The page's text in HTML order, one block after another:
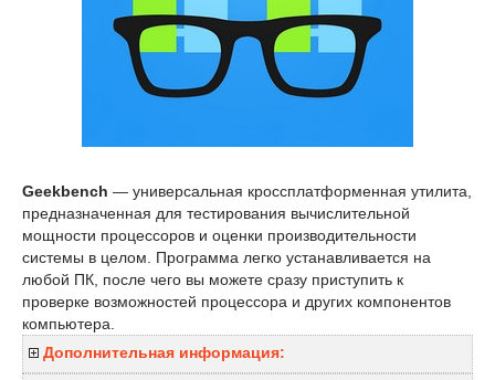
Geekbench — универсальная кроссплатформенная утилита,
предназначенная для тестирования вычислительной
мощности процессоров и оценки производительности
системы в целом. Программа легко устанавливается на
любой ПК, после чего вы можете сразу приступить к
проверке возможностей процессора и других компонентов
компьютера.
Дополнительная информация: